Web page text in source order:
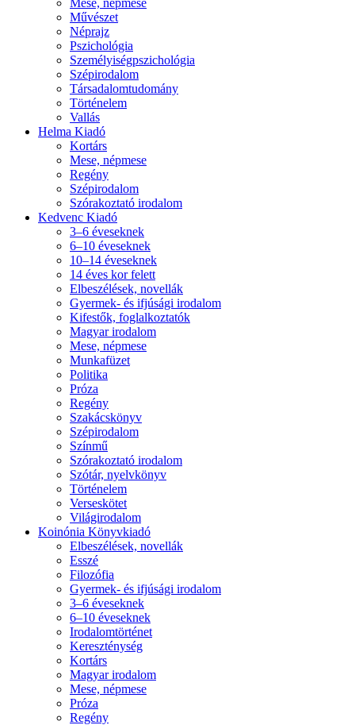
Művészet
Néprajz
Pszichológia
Személyiségpszichológia
Szépirodalom
Társadalomtudomány
Történelem
Vallás
Helma Kiadó
Kortárs
Mese, népmese
Regény
Szépirodalom
Szórakoztató irodalom
Kedvenc Kiadó
3–6 éveseknek
6–10 éveseknek
10–14 éveseknek
14 éves kor felett
Elbeszélések, novellák
Gyermek- és ifjúsági irodalom
Kifestők, foglalkoztatók
Magyar irodalom
Mese, népmese
Munkafüzet
Politika
Próza
Regény
Szakácskönyv
Szépirodalom
Színmű
Szórakoztató irodalom
Szótár, nyelvkönyv
Történelem
Verseskötet
Világirodalom
Koinónia Könyvkiadó
Elbeszélések, novellák
Esszé
Filozófia
Gyermek- és ifjúsági irodalom
3–6 éveseknek
6–10 éveseknek
Irodalomtörténet
Kereszténység
Kortárs
Magyar irodalom
Mese, népmese
Próza
Regény